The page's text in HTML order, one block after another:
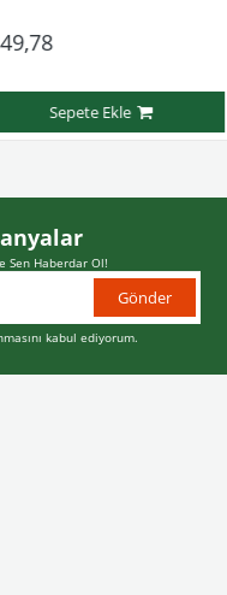
Sepete Ekle
Sen Haberdar Ol!
Gönder
kabul ediyorum.